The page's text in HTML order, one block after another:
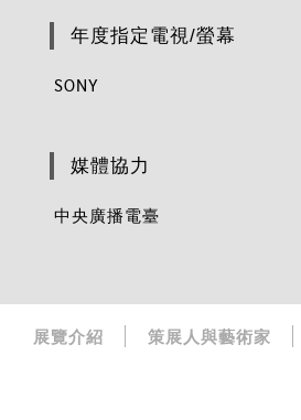
年度指定電視/螢幕
SONY
媒體協力
中央廣播電臺
展覽介紹 策展人與藝術家